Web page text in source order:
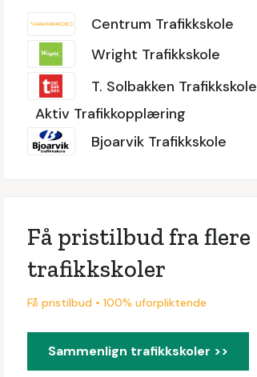
Centrum Trafikkskole
Wright Trafikkskole
T. Solbakken Trafikkskole
Aktiv Trafikkopplæring
Bjoarvik Trafikkskole
Få pristilbud fra flere
trafikkskoler
Få pristilbud • 100% uforpliktende
Sammenlign trafikkskoler >>